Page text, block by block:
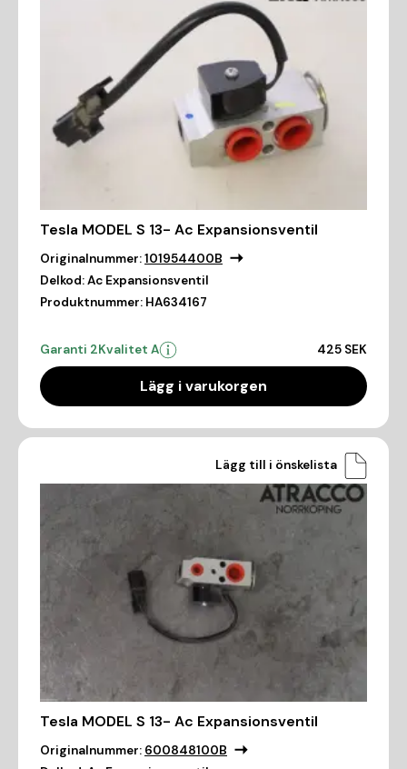
Tesla MODEL S 13- Ac Expansionsventil
Originalnummer:101954400B
Delkod:Ac Expansionsventil
Produktnummer: HA634167
Garanti 2Kvalitet A 425 SEK
Lägg i varukorgen
Lägg till i önskelista
Tesla MODEL S 13- Ac Expansionsventil
Originalnummer: 600848100B